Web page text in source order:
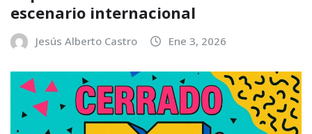
escenario internacional
Jesús Alberto Castro Ene 3, 2026